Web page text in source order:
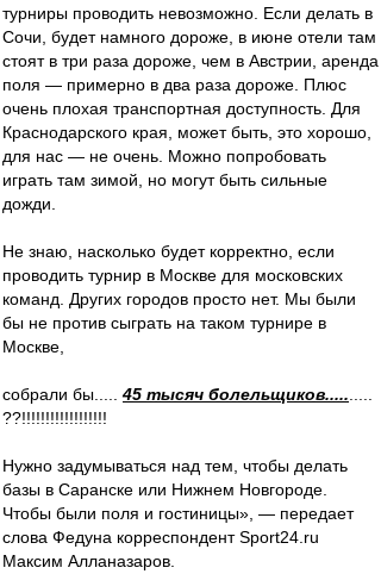
турниры проводить невозможно. Если делать в
Сочи, будет намного дороже, в июне отели там
стоят в три раза дороже, чем в Австрии, аренда
поля — примерно в два раза дороже. Плюс
очень плохая транспортная доступность. Для
Краснодарского края, может быть, это хорошо,
для нас — не очень. Можно попробовать
играть там зимой, но могут быть сильные
дожди.
Не знаю, насколько будет корректно, если
проводить турнир в Москве для московских
команд. Других городов просто нет. Мы были
бы не против сыграть на таком турнире в
Москве,
собрали бы..... 45 тысяч болельщиков.....
??!!!!!!!!!!!!!!!!!!
Нужно задумываться над тем, чтобы делать
базы в Саранске или Нижнем Новгороде.
Чтобы были поля и гостиницы», — передает
слова Федуна корреспондент Sport24.ru
Максим Алланазаров.